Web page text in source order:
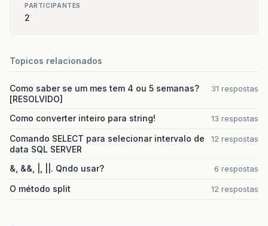
PARTICIPANTES
2
Topicos relacionados
Como saber se um mes tem 4 ou 5 semanas?
[RESOLVIDO]
31 respostas
Como converter inteiro para string! 13 respostas
Comando SELECT para selecionar intervalo de
data SQL SERVER
12 respostas
&, &&, |, ||. Qndo usar? 6 respostas
O método split 12 respostas